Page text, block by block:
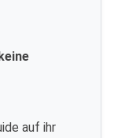
auf ihr